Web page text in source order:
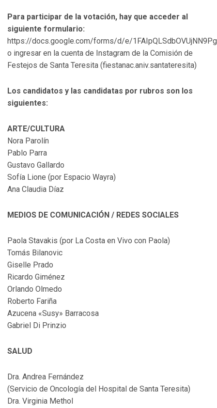
Para participar de la votación, hay que acceder al
siguiente formulario:
https://docs.google.com/forms/d/e/
o ingresar en la cuenta de Instagram de la Comisión de
Festejos de Santa Teresita (fiestanac.aniv.santateresita)
Los candidatos y las candidatas por rubros son los
siguientes:
ARTE/CULTURA
Nora Parolín
Pablo Parra
Gustavo Gallardo
Sofía Lione (por Espacio Wayra)
Ana Claudia Díaz
MEDIOS DE COMUNICACIÓN / REDES SOCIALES
Paola Stavakis (por La Costa en Vivo con Paola)
Tomás Bilanovic
Giselle Prado
Ricardo Giménez
Orlando Olmedo
Roberto Fariña
Azucena «Susy» Barracosa
Gabriel Di Prinzio
SALUD
Dra. Andrea Fernández
(Servicio de Oncología del Hospital de Santa Teresita)
Dra. Virginia Methol